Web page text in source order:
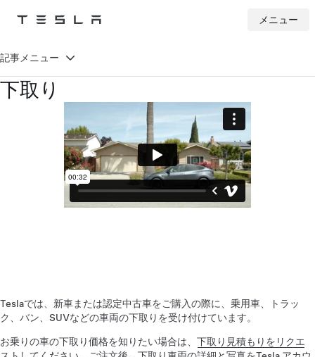
Tesla メニュー
下取り
Teslaでは、新車または認定中古車をご購入の際に、乗用車、トラッ
ク、バン、SUVなどの車両の下取りを受け付けています。
お乗りの車の下取り価格を知りたい場合は、 下取り見積もりをリクエ
記事メニュー